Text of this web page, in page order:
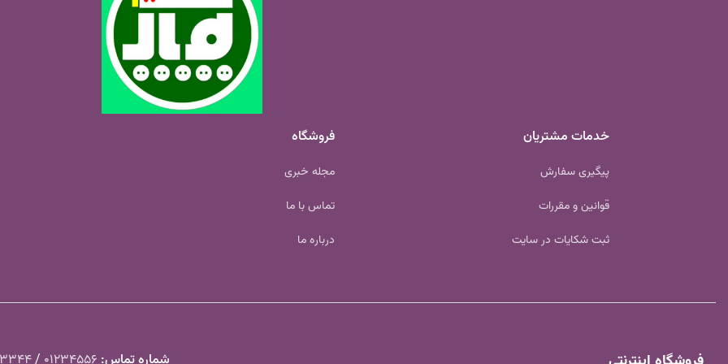
خدمات مشتریان
پیگیری سفارش
قوانین و مقررات
ثبت شکایات در سایت
فروشگاه
مجله خبری
تماس با ما
درباره ما